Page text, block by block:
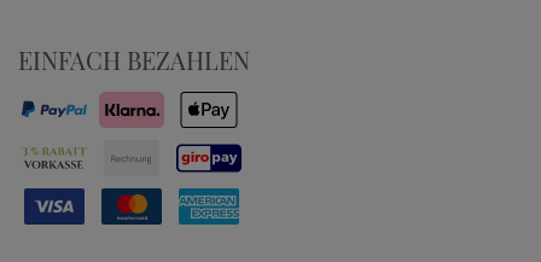
EINFACH BEZAHLEN